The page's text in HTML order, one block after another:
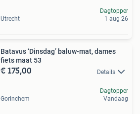
Utrecht
Dagtopper
1 aug 26
Batavus ‘Dinsdag’ baluw-mat, dames
fiets maat 53
€ 175,00 Details
Gorinchem
Dagtopper
Vandaag